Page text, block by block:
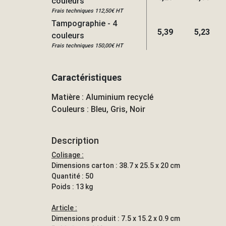
Frais techniques 112,50€ HT
Tampographie - 4
couleurs
Frais techniques 150,00€ HT
5,39 5,23
Caractéristiques
Matière : Aluminium recyclé
Couleurs : Bleu, Gris, Noir
Description
Colisage :
Dimensions carton : 38.7 x 25.5 x 20 cm
Quantité : 50
Poids : 13 kg
Article :
Dimensions produit : 7.5 x 15.2 x 0.9 cm